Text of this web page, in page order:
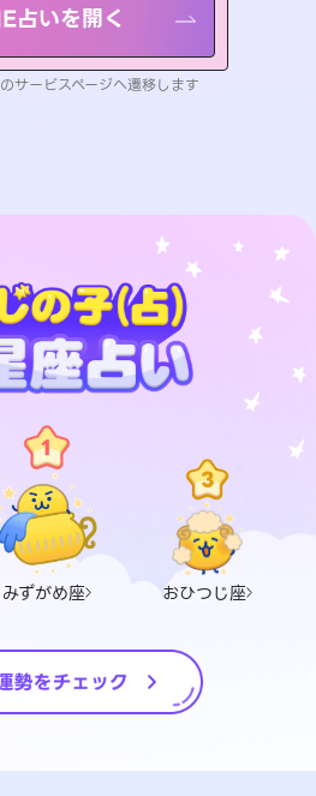
占いを開く
サービスページへ遷移します
みずがめ座 おひつじ座